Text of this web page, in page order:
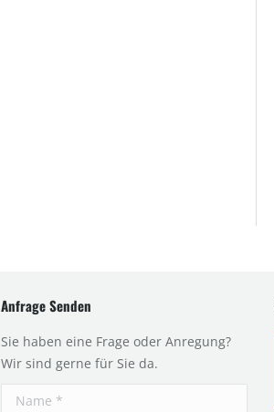
Anfrage Senden
Sie haben eine Frage oder Anregung?
Wir sind gerne für Sie da.
Name *